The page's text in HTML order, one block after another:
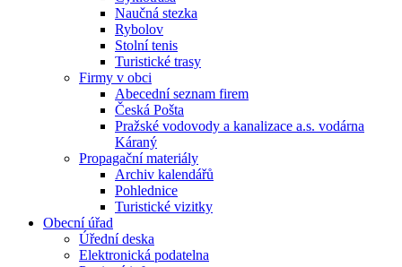
Naučná stezka
Rybolov
Stolní tenis
Turistické trasy
Firmy v obci
Abecední seznam firem
Česká Pošta
Pražské vodovody a kanalizace a.s. vodárna
Káraný
Propagační materiály
Archiv kalendářů
Pohlednice
Turistické vizitky
Obecní úřad
Úřední deska
Elektronická podatelna